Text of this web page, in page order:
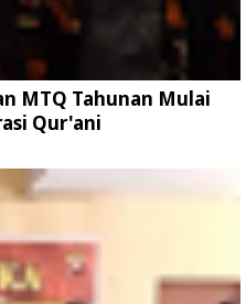
MTQ Tahunan Mulai
Qur'ani